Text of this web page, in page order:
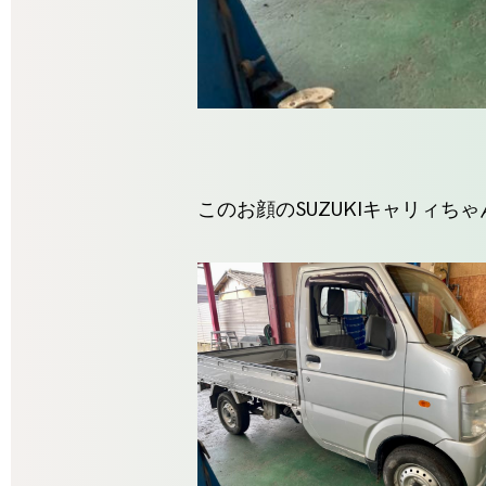
このお顔のSUZUKIキャリィちゃ